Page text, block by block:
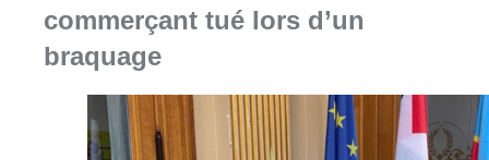
commerçant tué lors d’un
braquage